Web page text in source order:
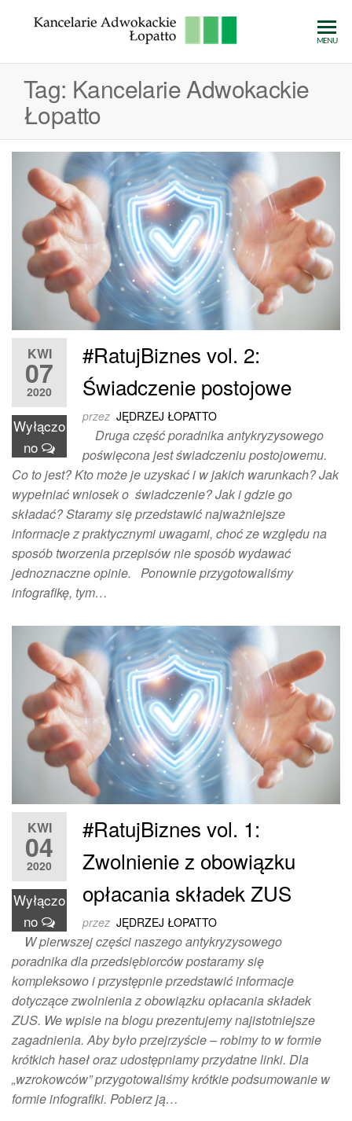
Kancelarie
Łopatto
MENU
Tag: Kancelarie Adwokackie
Łopatto
KWI
07
2020
Wyłączo
no
#RatujBiznes vol. 2:
Świadczenie postojowe
przez JĘDRZEJ ŁOPATTO
Druga część poradnika antykryzysowego
poświęcona jest świadczeniu postojowemu.
Co to jest? Kto może je uzyskać i w jakich warunkach? Jak
wypełniać wniosek o świadczenie? Jak i gdzie go
składać? Staramy się przedstawić najważniejsze
informacje z praktycznymi uwagami, choć ze względu na
sposób tworzenia przepisów nie sposób wydawać
jednoznaczne opinie. Ponownie przygotowaliśmy
infografikę, tym…
KWI
04
2020
Wyłączo
no
#RatujBiznes vol. 1:
Zwolnienie z obowiązku
opłacania składek ZUS
przez JĘDRZEJ ŁOPATTO
W pierwszej części naszego antykryzysowego
poradnika dla przedsiębiorców postaramy się
kompleksowo i przystępnie przedstawić informacje
dotyczące zwolnienia z obowiązku opłacania składek
ZUS. We wpisie na blogu prezentujemy najistotniejsze
zagadnienia. Aby było przejrzyście – robimy to w formie
krótkich haseł oraz udostępniamy przydatne linki. Dla
„wzrokowców” przygotowaliśmy krótkie podsumowanie w
formie infografiki. Pobierz ją…